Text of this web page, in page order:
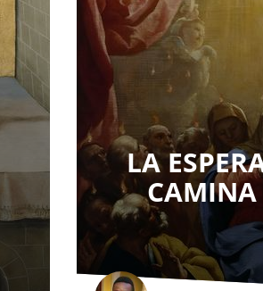
LA
CAMINA